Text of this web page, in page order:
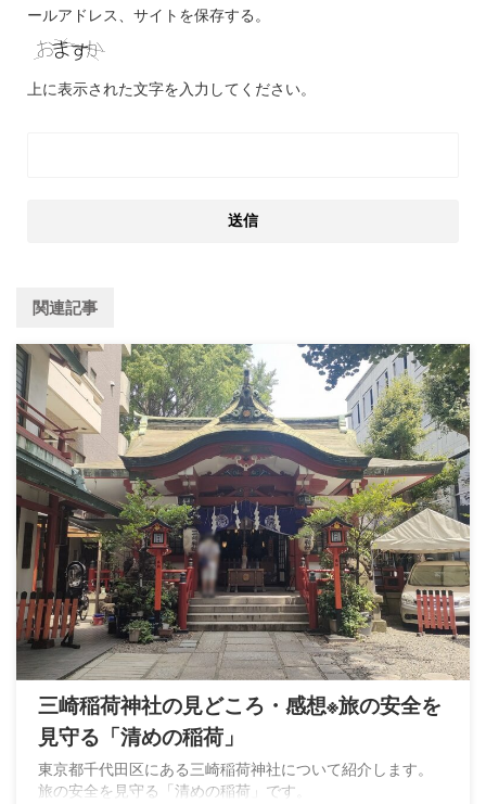
ールアドレス、サイトを保存する。
上に表示された文字を入力してください。
関連記事
三崎稲荷神社の見どころ・感想※旅の安全を
見守る「清めの稲荷」
東京都千代田区にある三崎稲荷神社について紹介します。
旅の安全を見守る「清めの稲荷」です。